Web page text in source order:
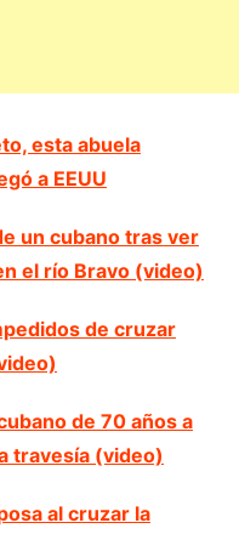
esta abuela
a EEUU
un cubano tras ver
el río Bravo (video)
de cruzar
de 70 años a
travesía (video)
al cruzar la